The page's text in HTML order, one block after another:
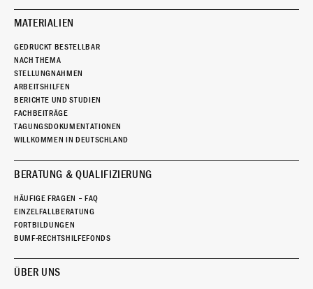
MATERIALIEN
GEDRUCKT BESTELLBAR
NACH THEMA
STELLUNGNAHMEN
ARBEITSHILFEN
BERICHTE UND STUDIEN
FACHBEITRÄGE
TAGUNGSDOKUMENTATIONEN
WILLKOMMEN IN DEUTSCHLAND
BERATUNG & QUALIFIZIERUNG
HÄUFIGE FRAGEN – FAQ
EINZELFALLBERATUNG
FORTBILDUNGEN
BUMF-RECHTSHILFEFONDS
ÜBER UNS